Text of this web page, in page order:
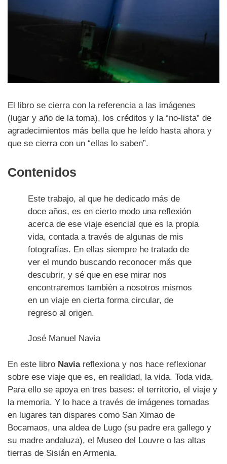
El libro se cierra con la referencia a las imágenes
(lugar y año de la toma), los créditos y la “no-lista” de
agradecimientos más bella que he leído hasta ahora y
que se cierra con un “ellas lo saben”.
Contenidos
Este trabajo, al que he dedicado más de
doce años, es en cierto modo una reflexión
acerca de ese viaje esencial que es la propia
vida, contada a través de algunas de mis
fotografías. En ellas siempre he tratado de
ver el mundo buscando reconocer más que
descubrir, y sé que en ese mirar nos
encontraremos también a nosotros mismos
en un viaje en cierta forma circular, de
regreso al origen.
José Manuel Navia
En este libro Naviareflexiona y nos hace reflexionar
sobre ese viaje que es, en realidad, la vida. Toda vida.
Para ello se apoya en tres bases: el territorio, el viaje y
la memoria. Y lo hace a través de imágenes tomadas
en lugares tan dispares como San Ximao de
Bocamaos, una aldea de Lugo (su padre era gallego y
su madre andaluza), el Museo del Louvre o las altas
tierras de Sisián en Armenia.